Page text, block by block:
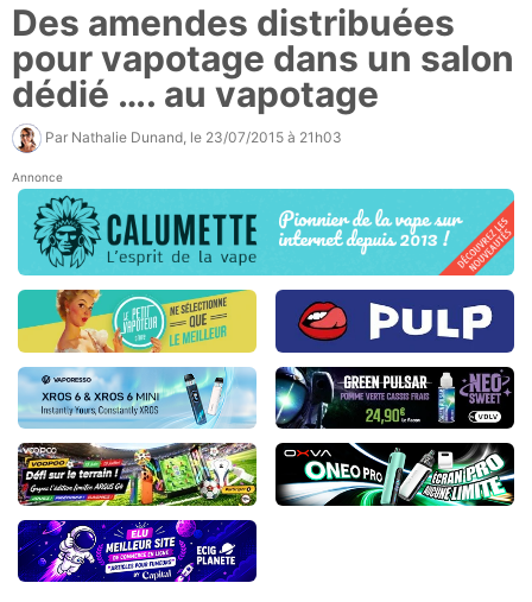
Des amendes distribuées
pour vapotage dans un salon
dédié …. au vapotage
Par Nathalie Dunand , le 23/07/2015 à 21h03
Annonce